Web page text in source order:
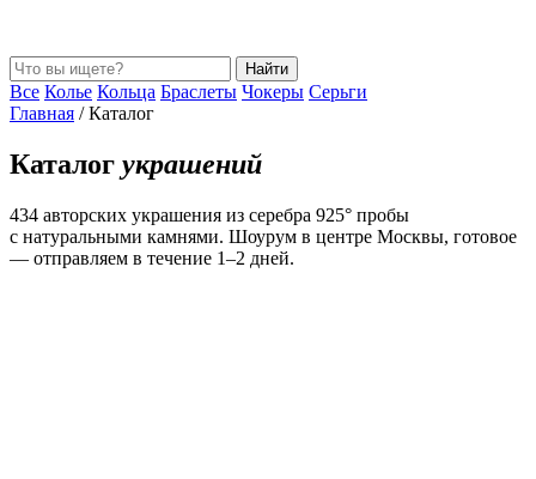
Найти
Все Колье Кольца Браслеты Чокеры Серьги
Главная / Каталог
Каталог украшений
434 авторских украшения из серебра 925° пробы
с натуральными камнями. Шоурум в центре Москвы, готовое
— отправляем в течение 1–2 дней.